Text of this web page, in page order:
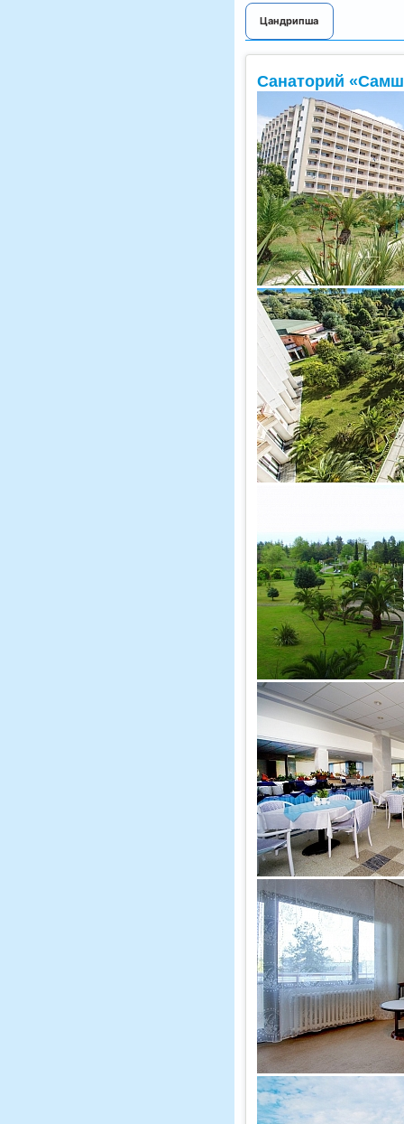
Цандрипша
Санаторий